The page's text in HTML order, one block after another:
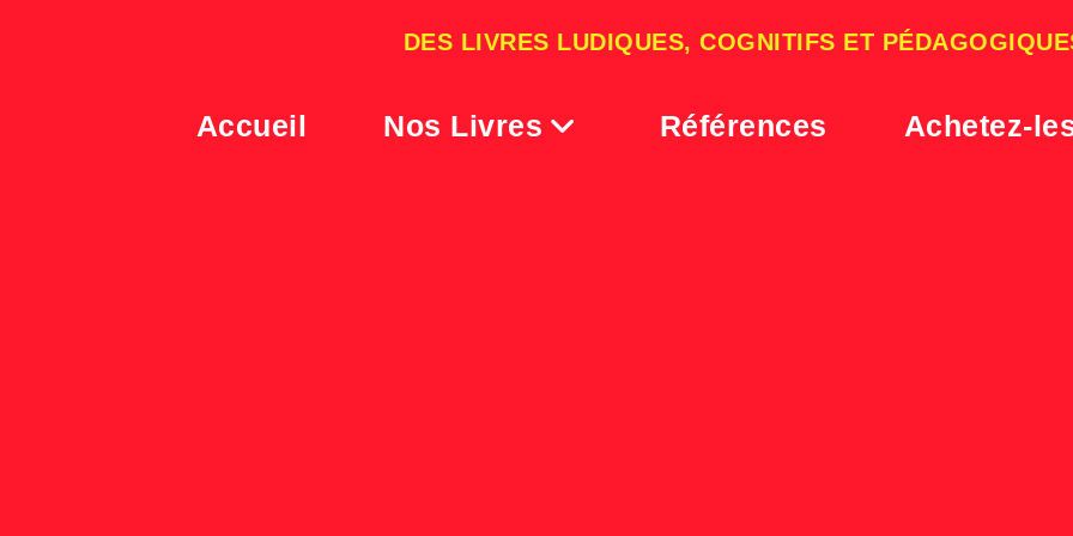
DES LIVRES LUDIQUES, COGNITIFS ET
Accueil Nos Livres Références Achetez-